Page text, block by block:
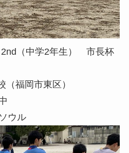
2nd（中学2年生） 市長杯
福岡市東区）
ウル